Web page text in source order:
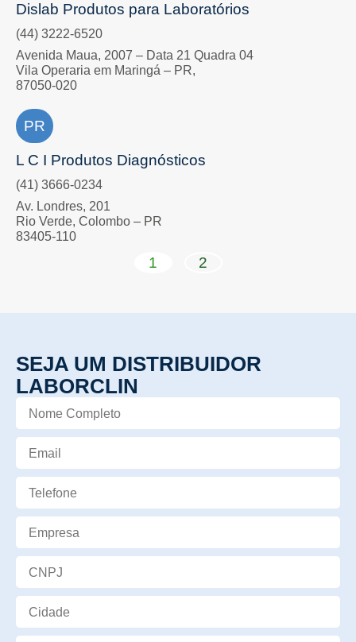
Dislab Produtos para Laboratórios
(44) 3222-6520
Avenida Maua, 2007 – Data 21 Quadra 04
Vila Operaria em Maringá – PR,
87050-020
PR
L C I Produtos Diagnósticos
(41) 3666-0234
Av. Londres, 201
Rio Verde, Colombo – PR
83405-110
1 2
SEJA UM DISTRIBUIDOR
LABORCLIN